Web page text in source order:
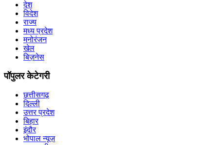
देश
विदेश
राज्य
मध्य प्रदेश
मनोरंजन
खेल
बिज़नेस
पॉपुलर केटेगरी
छत्तीसगढ़
दिल्ली
उत्तर प्रदेश
बिहार
इंदौर
भोपाल न्यूज़